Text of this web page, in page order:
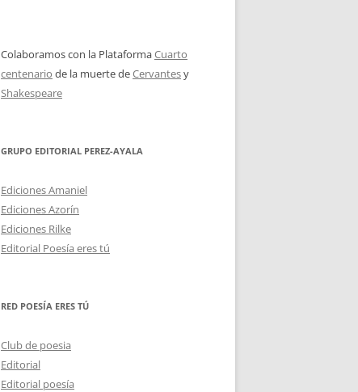
Colaboramos con la PlataformaCuarto
centenario de la muerte deCervantesy
Shakespeare
GRUPO EDITORIAL PEREZ-AYALA
Ediciones Amaniel
Ediciones Azorín
Ediciones Rilke
Editorial Poesía eres tú
RED POESÍA ERES TÚ
Club de poesia
Editorial
Editorial poesía